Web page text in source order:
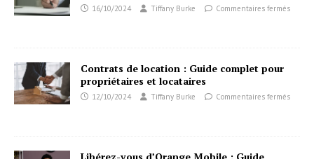
16/10/2024 Tiffany Burke Commentaires fermés
Contrats de location : Guide complet pour
propriétaires et locataires
12/10/2024 Tiffany Burke Commentaires fermés
Libérez-vous d’Orange Mobile : Guide